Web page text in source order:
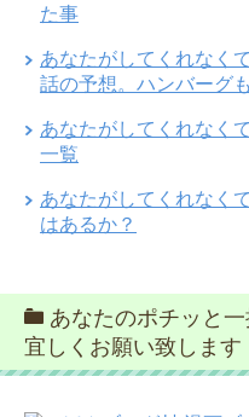
た事
あなたがしてくれなく
話の予想。ハンバーグ
あなたがしてくれなく
一覧
あなたがしてくれなく
はあるか？
あなたのポチッと
宜しくお願い致します